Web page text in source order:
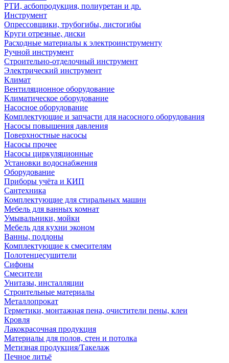
РТИ, асбопродукция, полиуретан и др.
Инструмент
Опрессовщики, трубогибы, листогибы
Круги отрезные, диски
Расходные материалы к электроинструменту
Ручной инструмент
Строительно-отделочный инструмент
Электрический инструмент
Климат
Вентиляционное оборудование
Климатическое оборудование
Насосное оборудование
Комплектующие и запчасти для насосного оборудования
Насосы повышения давления
Поверхностные насосы
Насосы прочее
Насосы циркуляционные
Установки водоснабжения
Оборудование
Приборы учёта и КИП
Сантехника
Комплектующие для стиральных машин
Мебель для ванных комнат
Умывальники, мойки
Мебель для кухни эконом
Ванны, поддоны
Комплектующие к смесителям
Полотенцесушители
Сифоны
Смесители
Унитазы, инсталляции
Строительные материалы
Металлопрокат
Герметики, монтажная пена, очистители пены, клеи
Кровля
Лакокрасочная продукция
Материалы для полов, стен и потолка
Метизная продукция/Такелаж
Печное литьё